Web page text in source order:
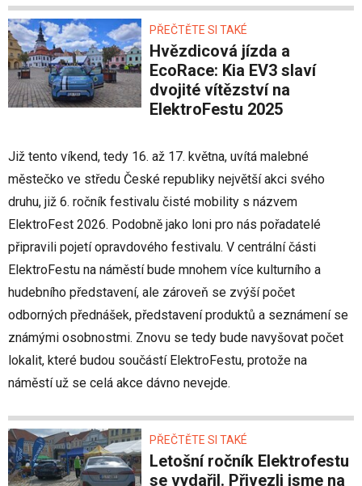
PŘEČTĚTE SI TAKÉ
Hvězdicová jízda a
EcoRace: Kia EV3 slaví
dvojité vítězství na
ElektroFestu 2025
Již tento víkend, tedy 16. až 17. května, uvítá malebné
městečko ve středu České republiky největší akci svého
druhu, již 6. ročník festivalu čisté mobility s názvem
ElektroFest 2026. Podobně jako loni pro nás pořadatelé
připravili pojetí opravdového festivalu. V centrální části
ElektroFestu na náměstí bude mnohem více kulturního a
hudebního představení, ale zároveň se zvýší počet
odborných přednášek, představení produktů a seznámení se
známými osobnostmi. Znovu se tedy bude navyšovat počet
lokalit, které budou součástí ElektroFestu, protože na
náměstí už se celá akce dávno nevejde.
PŘEČTĚTE SI TAKÉ
Letošní ročník Elektrofestu
se vydařil. Přivezli jsme na